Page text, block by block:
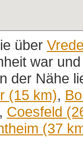
über
war
der Nähe
(15 km),
, Coesfeld
(37